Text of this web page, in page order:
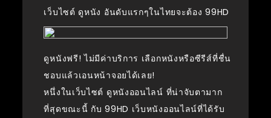
เว็บไซต์ ดูหนัง อันดับแรกๆในไทยจะต้อง 99HD
ดูหนังฟรี! ไม่มีค่าบริการ เลือกหนังหรือซีรีส์ที่ชื่น
ชอบแล้วเอนหน้าจอยได้เลย!
หนึ่งในเว็บไซต์ ดูหนังออนไลน์ ที่น่าจับตามาก
ที่สุดขณะนี้ กับ 99HD เว็บหนังออนไลน์ที่ได้รับ